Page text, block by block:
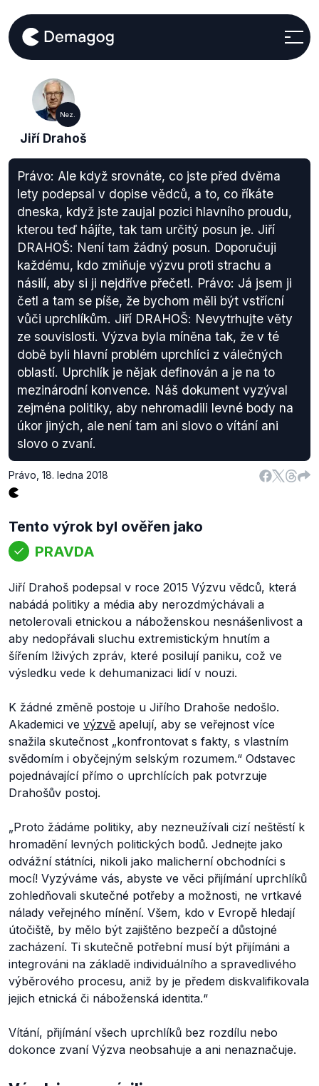
Nez.
Jiří Drahoš
Právo: Ale když srovnáte, co jste před dvěma
lety podepsal v dopise vědců, a to, co říkáte
dneska, když jste zaujal pozici hlavního proudu,
kterou teď hájíte, tak tam určitý posun je. Jiří
DRAHOŠ: Není tam žádný posun. Doporučuji
každému, kdo zmiňuje výzvu proti strachu a
násilí, aby si ji nejdříve přečetl. Právo: Já jsem ji
četl a tam se píše, že bychom měli být vstřícní
vůči uprchlíkům. Jiří DRAHOŠ: Nevytrhujte věty
ze souvislosti. Výzva byla míněna tak, že v té
době byli hlavní problém uprchlíci z válečných
oblastí. Uprchlík je nějak definován a je na to
mezinárodní konvence. Náš dokument vyzýval
zejména politiky, aby nehromadili levné body na
úkor jiných, ale není tam ani slovo o vítání ani
slovo o zvaní.
Právo 18. ledna 2018
Tento výrok byl ověřen jako
PRAVDA
Jiří Drahoš podepsal v roce 2015 Výzvu vědců, která
nabádá politiky a média aby nerozdmýchávali a
netolerovali etnickou a náboženskou nesnášenlivost a
aby nedopřávali sluchu extremistickým hnutím a
šířením lživých zpráv, které posilují paniku, což ve
výsledku vede k dehumanizaci lidí v nouzi.
K žádné změně postoje u Jiřího Drahoše nedošlo.
Akademici ve výzvě apelují, aby se veřejnost více
snažila skutečnost „konfrontovat s fakty, s vlastním
svědomím i obyčejným selským rozumem.“ Odstavec
pojednávající přímo o uprchlících pak potvrzuje
Drahošův postoj.
„Proto žádáme politiky, aby nezneužívali cizí neštěstí k
hromadění levných politických bodů. Jednejte jako
odvážní státníci, nikoli jako malicherní obchodníci s
mocí! Vyzýváme vás, abyste ve věci přijímání uprchlíků
zohledňovali skutečné potřeby a možnosti, ne vrtkavé
nálady veřejného mínění. Všem, kdo v Evropě hledají
útočiště, by mělo být zajištěno bezpečí a důstojné
zacházení. Ti skutečně potřební musí být přijímáni a
integrováni na základě individuálního a spravedlivého
výběrového procesu, aniž by je předem diskvalifikovala
jejich etnická či náboženská identita.“
Vítání, přijímání všech uprchlíků bez rozdílu nebo
dokonce zvaní Výzva neobsahuje a ani nenaznačuje.